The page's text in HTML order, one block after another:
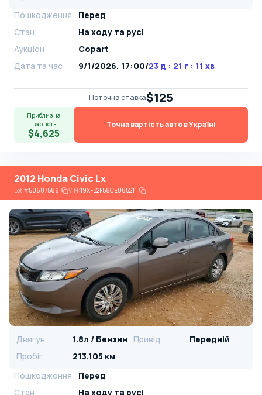
Пошкодження
Перед
Стан
На ​​ходу та русі
Аукціон
Copart
Дата та час
9/1/2026, 17:00/23 д : 21 г : 11 хв
Поточна ставка$125
Приблизна
вартість
$4,625
Точна вартість авто в Україні
2012 Honda Civic Lx
Lot#50687586 VIN:19XFB2F58CE065211
Двигун 1.8л / Бензин Привід
Передній
Пробіг
213,105 км
Пошкодження
Перед
Стан
На ​​ходу та русі